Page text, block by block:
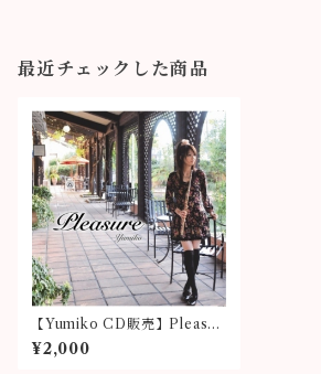
最近チェックした商品
【Yumiko CD販売】Pleasur
e
¥2,000